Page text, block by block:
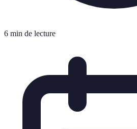
6 min de lecture